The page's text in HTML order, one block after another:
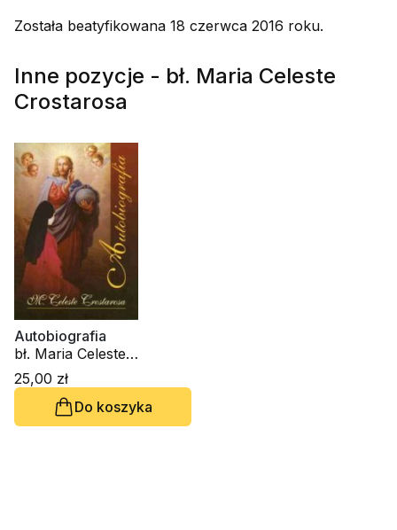
Została beatyfikowana 18 czerwca 2016 roku.
Inne pozycje - bł. Maria Celeste
Crostarosa
Autobiografia
bł. Maria Celeste
Crostarosa
25,00 zł
Do koszyka